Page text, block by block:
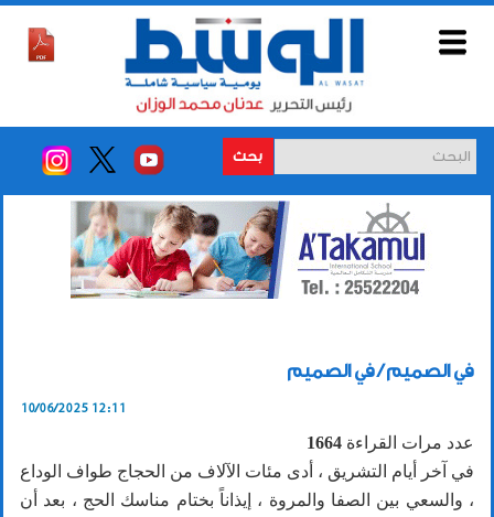
بحث
في الصميم / في الصميم
10/06/2025 12:11
عدد مرات القراءة 1664
في آخر أيام التشريق ، أدى مئات الآلاف من الحجاج طواف الوداع
، والسعي بين الصفا والمروة ، إيذاناً بختام مناسك الحج ، بعد أن